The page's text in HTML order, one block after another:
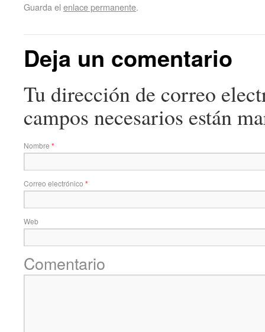
Guarda el enlace permanente.
Deja un comentario
Tu dirección de correo
campos necesarios están
Nombre *
Correo electrónico *
Web
Comentario